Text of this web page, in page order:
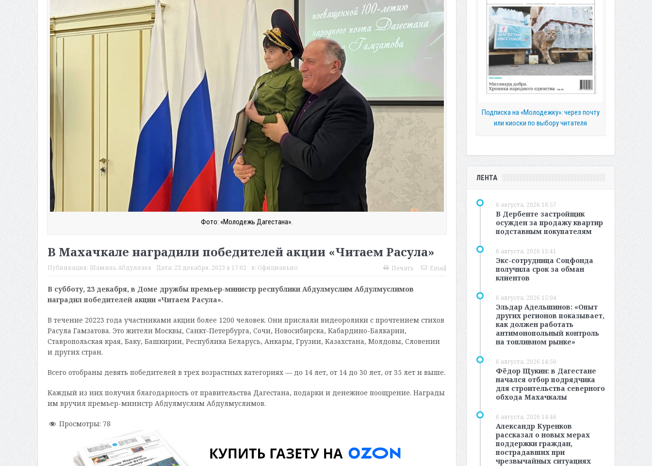
Фото: «Молодежь Дагестана».
В Махачкале наградили победителей акции «Читаем Расула»
Публикация: Шамиль Абдуллаев Дата: 23 декабря, 2023 в 17:02 в: Официально Печать Email
В субботу, 23 декабря, в Доме дружбы премьер-министр республики Абдулмуслим Абдулмуслимов
наградил победителей акции «Читаем Расула».
В течение 20223 года участниками акции более 1200 человек. Они прислали видеоролики с прочтением стихов
Расула Гамзатова. Это жители Москвы, Санкт-Петербурга, Сочи, Новосибирска, Кабардино-Балкарии,
Ставропольская края, Баку, Башкирии, Республика Беларусь, Анкары, Грузии, Казахстана, Молдовы, Словении
и других стран.
Всего отобраны девять победителей в трех возрастных категориях — до 14 лет, от 14 до 30 лет, от 35 лет и выше.
Каждый из них получил благодарность от правительства Дагестана, подарки и денежное поощрение. Награды
им вручил премьер-министр Абдулмуслим Абдулмуслимов.
Просмотры: 78
Подписка на «Молодежку»: через почту
или киоски по выбору читателя
ЛЕНТА
6 августа, 2026 16:57
В Дербенте застройщик
осужден за продажу квартир
подставным покупателям
6 августа, 2026 15:41
Экс-сотрудница Соцфонда
получила срок за обман
клиентов
6 августа, 2026 15:04
Эльдар Адельшинов: «Опыт
других регионов показывает,
как должен работать
антимонопольный контроль
на топливном рынке»
6 августа, 2026 14:50
Фёдор Щукин: в Дагестане
начался отбор подрядчика
для строительства северного
обхода Махачкалы
6 августа, 2026 14:46
Александр Куренков
рассказал о новых мерах
поддержки граждан,
пострадавших при
чрезвычайных ситуациях